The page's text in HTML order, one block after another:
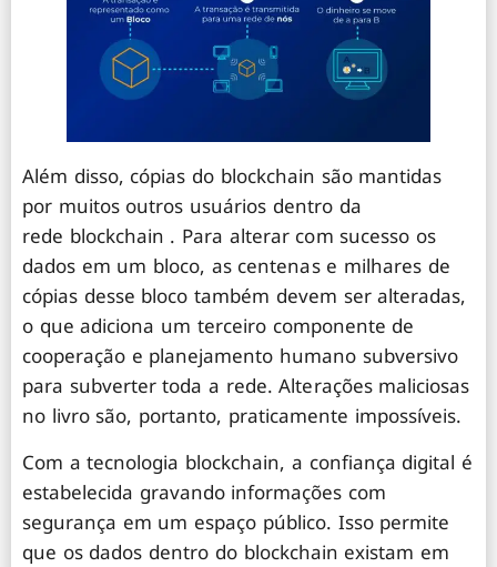
Além disso, cópias do blockchain são mantidas
por muitos outros usuários dentro da
rede blockchain . Para alterar com sucesso os
dados em um bloco, as centenas e milhares de
cópias desse bloco também devem ser alteradas,
o que adiciona um terceiro componente de
cooperação e planejamento humano subversivo
para subverter toda a rede. Alterações maliciosas
no livro são, portanto, praticamente impossíveis.
Com a tecnologia blockchain, a confiança digital é
estabelecida gravando informações com
segurança em um espaço público. Isso permite
que os dados dentro do blockchain existam em